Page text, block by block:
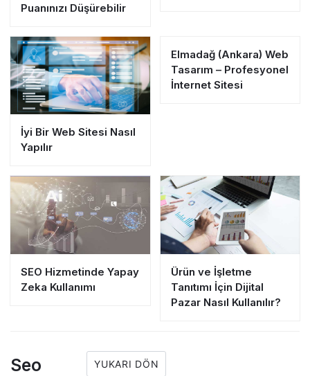
Puanınızı Düşürebilir
İyi Bir Web Sitesi Nasıl
Yapılır
Elmadağ (Ankara) Web
Tasarım – Profesyonel
İnternet Sitesi
SEO Hizmetinde Yapay
Zeka Kullanımı
Ürün ve İşletme
Tanıtımı İçin Dijital
Pazar Nasıl Kullanılır?
Seo YUKARI DÖN